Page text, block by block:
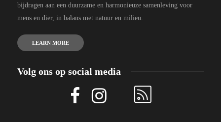
bijdragen aan een duurzame en harmonieuze samenleving voor
mens en dier, in balans met natuur en milieu.
LEARN MORE
Volg ons op social media